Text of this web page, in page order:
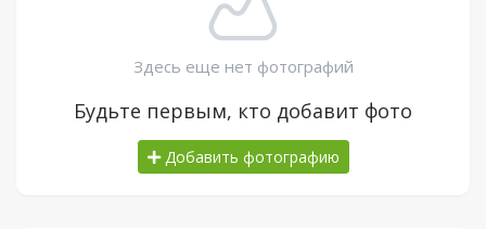
Здесь еще нет фотографий
Будьте первым, кто добавит фото
Добавить фотографию